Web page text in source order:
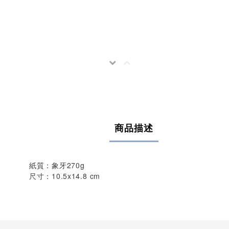
商品描述
紙質：象牙270g
尺寸：10.5x14.8 cm